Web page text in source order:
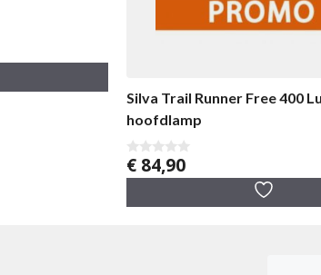
Silva Trail Runner Free 400
hoofdlamp
0
v
5
€ 84,90